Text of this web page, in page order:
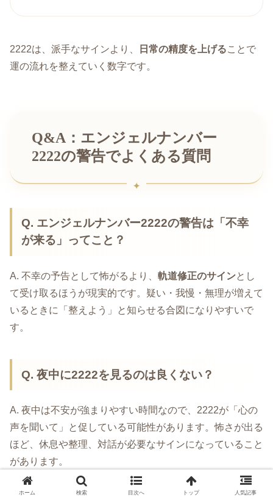
2222は、派手なサインより、 日常の精度を上げることで
運の流れを整えていく数字です。
Q&A：エンジェルナンバー
2222の警告でよくある質問
Q. エンジェルナンバー2222の警告は「不幸
が来る」ってこと？
A. 不幸の予告として怖がるより、 軌道修正のサインとし
て受け取るほうが現実的です。疑い・我慢・無理が増えて
いるときに「整えよう」と知らせる合図になりやすいで
す。
Q. 夜中に2222を見るのは良くない？
A. 夜中は不安が強まりやすい時間なので、2222が「心の
声を聞いて」と促している可能性があります。怖さが出る
ほど、休息や整理、対話が必要なサインになっていること
があります。
ホーム 検索 目次へ トップ 人気記事